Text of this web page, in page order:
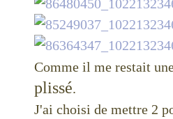
Comme il me restait
plissé.
J'ai choisi de mettre 2